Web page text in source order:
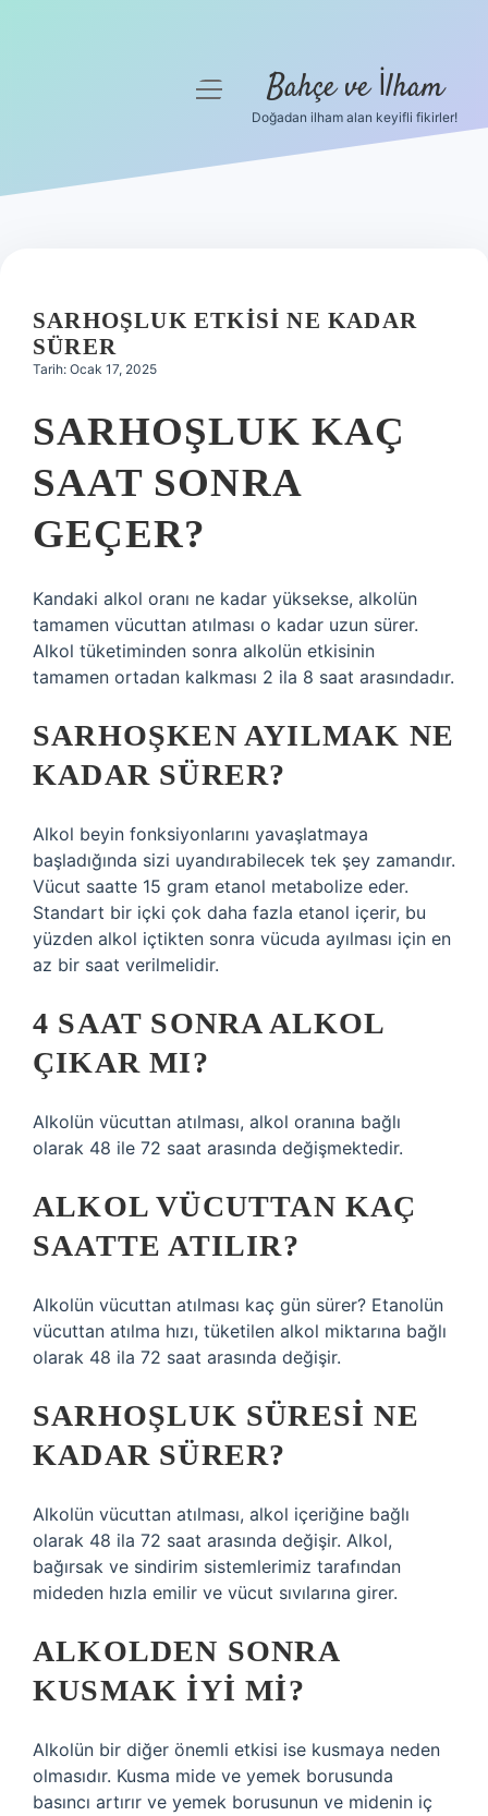
Hakkımızda
menüyü
Bahçe ve İlham
Doğadan ilham alan keyifli fikirler!
SARHOŞLUK ETKISI NE KADAR
SÜRER
Tarih: Ocak 17, 2025
SARHOŞLUK KAÇ
SAAT SONRA
GEÇER?
Kandaki alkol oranı ne kadar yüksekse, alkolün
tamamen vücuttan atılması o kadar uzun sürer.
Alkol tüketiminden sonra alkolün etkisinin
tamamen ortadan kalkması 2 ila 8 saat arasındadır.
SARHOŞKEN AYILMAK NE
KADAR SÜRER?
Alkol beyin fonksiyonlarını yavaşlatmaya
başladığında sizi uyandırabilecek tek şey zamandır.
Vücut saatte 15 gram etanol metabolize eder.
Standart bir içki çok daha fazla etanol içerir, bu
yüzden alkol içtikten sonra vücuda ayılması için en
az bir saat verilmelidir.
4 SAAT SONRA ALKOL
ÇIKAR MI?
Alkolün vücuttan atılması, alkol oranına bağlı
olarak 48 ile 72 saat arasında değişmektedir.
ALKOL VÜCUTTAN KAÇ
SAATTE ATILIR?
Alkolün vücuttan atılması kaç gün sürer? Etanolün
vücuttan atılma hızı, tüketilen alkol miktarına bağlı
olarak 48 ila 72 saat arasında değişir.
SARHOŞLUK SÜRESI NE
KADAR SÜRER?
Alkolün vücuttan atılması, alkol içeriğine bağlı
olarak 48 ila 72 saat arasında değişir. Alkol,
bağırsak ve sindirim sistemlerimiz tarafından
mideden hızla emilir ve vücut sıvılarına girer.
ALKOLDEN SONRA
KUSMAK IYI MI?
Alkolün bir diğer önemli etkisi ise kusmaya neden
olmasıdır. Kusma mide ve yemek borusunda
basıncı artırır ve yemek borusunun ve midenin iç